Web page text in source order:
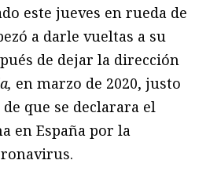
este jueves en rueda de
a darle vueltas a su
de dejar la dirección
en marzo de 2020, justo
que se declarara el
en España por la